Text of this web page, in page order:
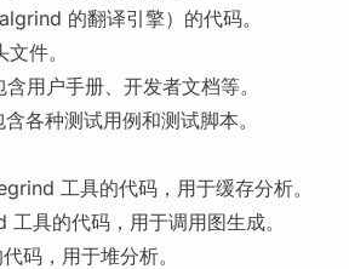
的翻译引擎）的代码。
件。
用户手册、开发者文档等。
各种测试用例和测试脚本。
工具的代码，用于缓存分析。
具的代码，用于调用图生成。
码，用于堆分析。